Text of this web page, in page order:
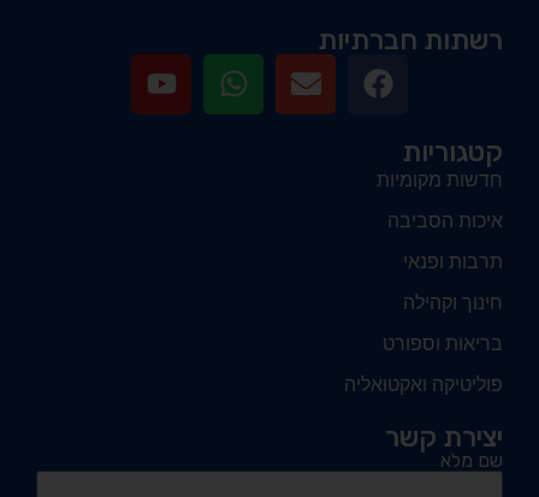
רשתות חברתיות
קטגוריות
חדשות מקומיות
איכות הסביבה
תרבות ופנאי
חינוך וקהילה
בריאות וספורט
פוליטיקה ואקטואליה
יצירת קשר
שם מלא